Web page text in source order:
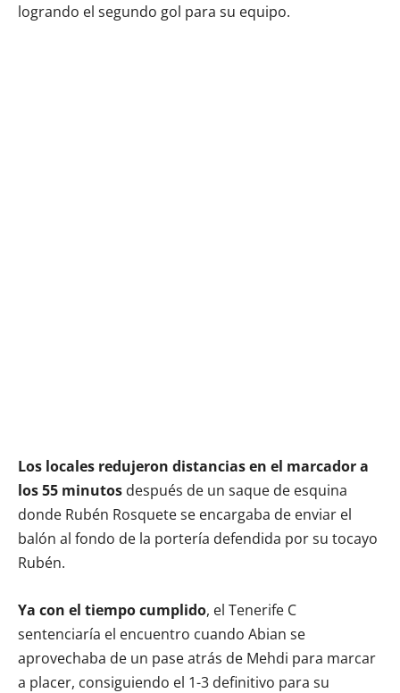
logrando el segundo gol para su equipo.
Los locales redujeron distancias en el marcador a
los 55 minutos después de un saque de esquina
donde Rubén Rosquete se encargaba de enviar el
balón al fondo de la portería defendida por su tocayo
Rubén.
Ya con el tiempo cumplido, el Tenerife C
sentenciaría el encuentro cuando Abian se
aprovechaba de un pase atrás de Mehdi para marcar
a placer, consiguiendo el 1-3 definitivo para su